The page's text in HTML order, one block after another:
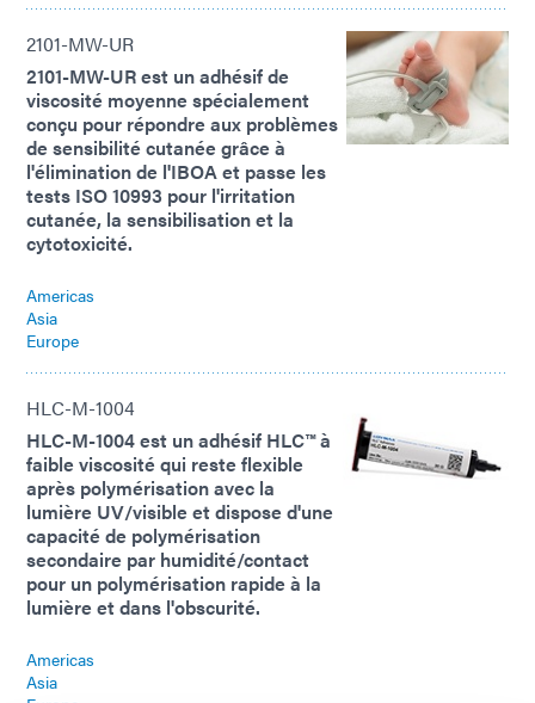
2101-MW-UR
2101-MW-UR est un adhésif de
viscosité moyenne spécialement
conçu pour répondre aux problèmes
de sensibilité cutanée grâce à
l'élimination de l'IBOA et passe les
tests ISO 10993 pour l'irritation
cutanée, la sensibilisation et la
cytotoxicité.
Americas
Asia
Europe
HLC-M-1004
HLC-M-1004 est un adhésif HLC™ à
faible viscosité qui reste flexible
après polymérisation avec la
lumière UV/visible et dispose d'une
capacité de polymérisation
secondaire par humidité/contact
pour un polymérisation rapide à la
lumière et dans l'obscurité.
Americas
Asia